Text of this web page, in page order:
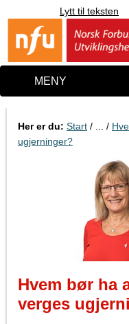
i
n
o
Lytt til teksten
MENY
Her er du: Start / ... /
ugjerninger?
Hvem bør ha
verges